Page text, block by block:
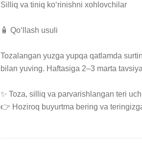
Silliq va tiniq ko‘rinishni xohlovchilar
🧴 Qo‘llash usuli
Tozalangan yuzga yupqa qatlamda
bilan yuving. Haftasiga 2–3 marta
✨ Toza, silliq va parvarishlangan teri
👉 Hoziroq buyurtma bering va